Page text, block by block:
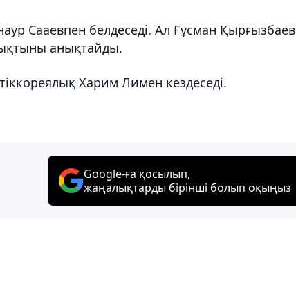
Сааевпен белдеседі. Ал Ғұсман Қырғызбаев
анықтайды.
Харим Лимен кездеседі.
Google-ға қосылып,
жаңалықтарды бірінші болып оқыңыз